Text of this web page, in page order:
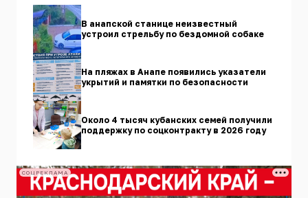
В анапской станице неизвестный
устроил стрельбу по бездомной собаке
На пляжах в Анапе появились указатели
укрытий и памятки по безопасности
Около 4 тысяч кубанских семей получили
поддержку по соцконтракту в 2026 году
СОЦРЕКЛАМА